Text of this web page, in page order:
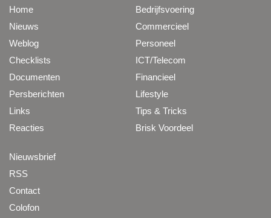
Home
Nieuws
Weblog
Checklists
Documenten
Persberichten
Links
Reacties
Bedrijfsvoering
Commercieel
Personeel
ICT/Telecom
Financieel
Lifestyle
Tips & Tricks
Brisk Voordeel
Nieuwsbrief
RSS
Contact
Colofon